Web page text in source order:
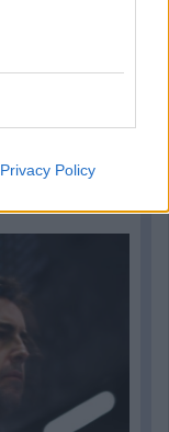
Privacy Policy
az Aston